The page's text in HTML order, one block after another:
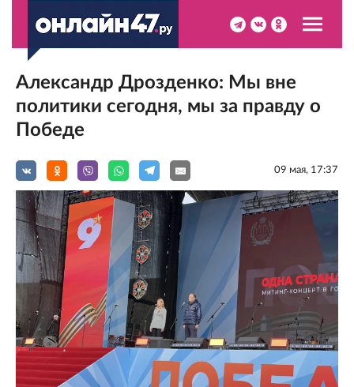
Александр Дрозденко: Мы вне
политики сегодня, мы за правду о
Победе
09 мая, 17:37